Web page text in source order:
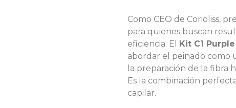
Como CEO de Corioliss,
para quienes buscan
eficiencia. El Kit C1
abordar el peinado como
la preparación de la fibra
Es la combinación
capilar.